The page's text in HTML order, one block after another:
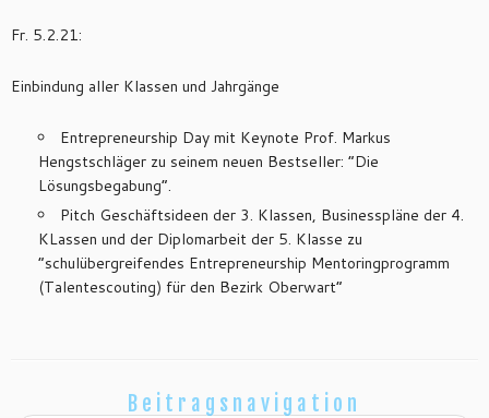
Fr. 5.2.21:
Einbindung aller Klassen und Jahrgänge
Entrepreneurship Day mit Keynote Prof. Markus
Hengstschläger zu seinem neuen Bestseller: “Die
Lösungsbegabung”.
Pitch Geschäftsideen der 3. Klassen, Businesspläne der 4.
KLassen und der Diplomarbeit der 5. Klasse zu
“schulübergreifendes Entrepreneurship Mentoringprogramm
(Talentescouting) für den Bezirk Oberwart”
Beitragsnavigation